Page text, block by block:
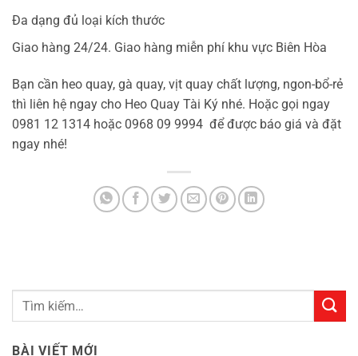
Đa dạng đủ loại kích thước
Giao hàng 24/24. Giao hàng miễn phí khu vực Biên Hòa
Bạn cần heo quay, gà quay, vịt quay chất lượng, ngon-bổ-rẻ
thì liên hệ ngay cho Heo Quay Tài Ký nhé. Hoặc gọi ngay
0981 12 1314 hoặc 0968 09 9994 để được báo giá và đặt
ngay nhé!
BÀI VIẾT MỚI